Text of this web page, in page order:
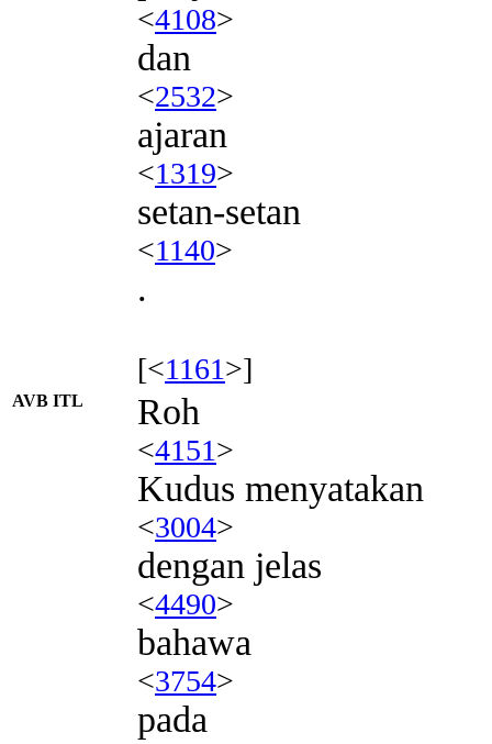
<4108>
dan
<2532>
ajaran
<1319>
setan-setan
<1140>
.
[<1161>]
AVB ITL Roh
<4151>
Kudus menyatakan
<3004>
dengan jelas
<4490>
bahawa
<3754>
pada